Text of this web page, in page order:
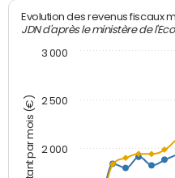
Montant par mois (€)
Evolution des revenus fiscaux
JDN d'après le ministère de
2 000
2 500
3 000